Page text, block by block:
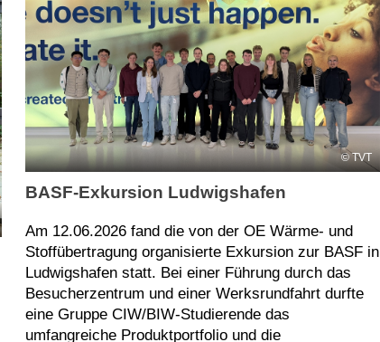
TVT
BASF-Exkursion Ludwigshafen
Am 12.06.2026 fand die von der OE Wärme- und
Stoffübertragung organisierte Exkursion zur BASF in
Ludwigshafen statt. Bei einer Führung durch das
Besucherzentrum und einer Werksrundfahrt durfte
eine Gruppe CIW/BIW-Studierende das
umfangreiche Produktportfolio und die